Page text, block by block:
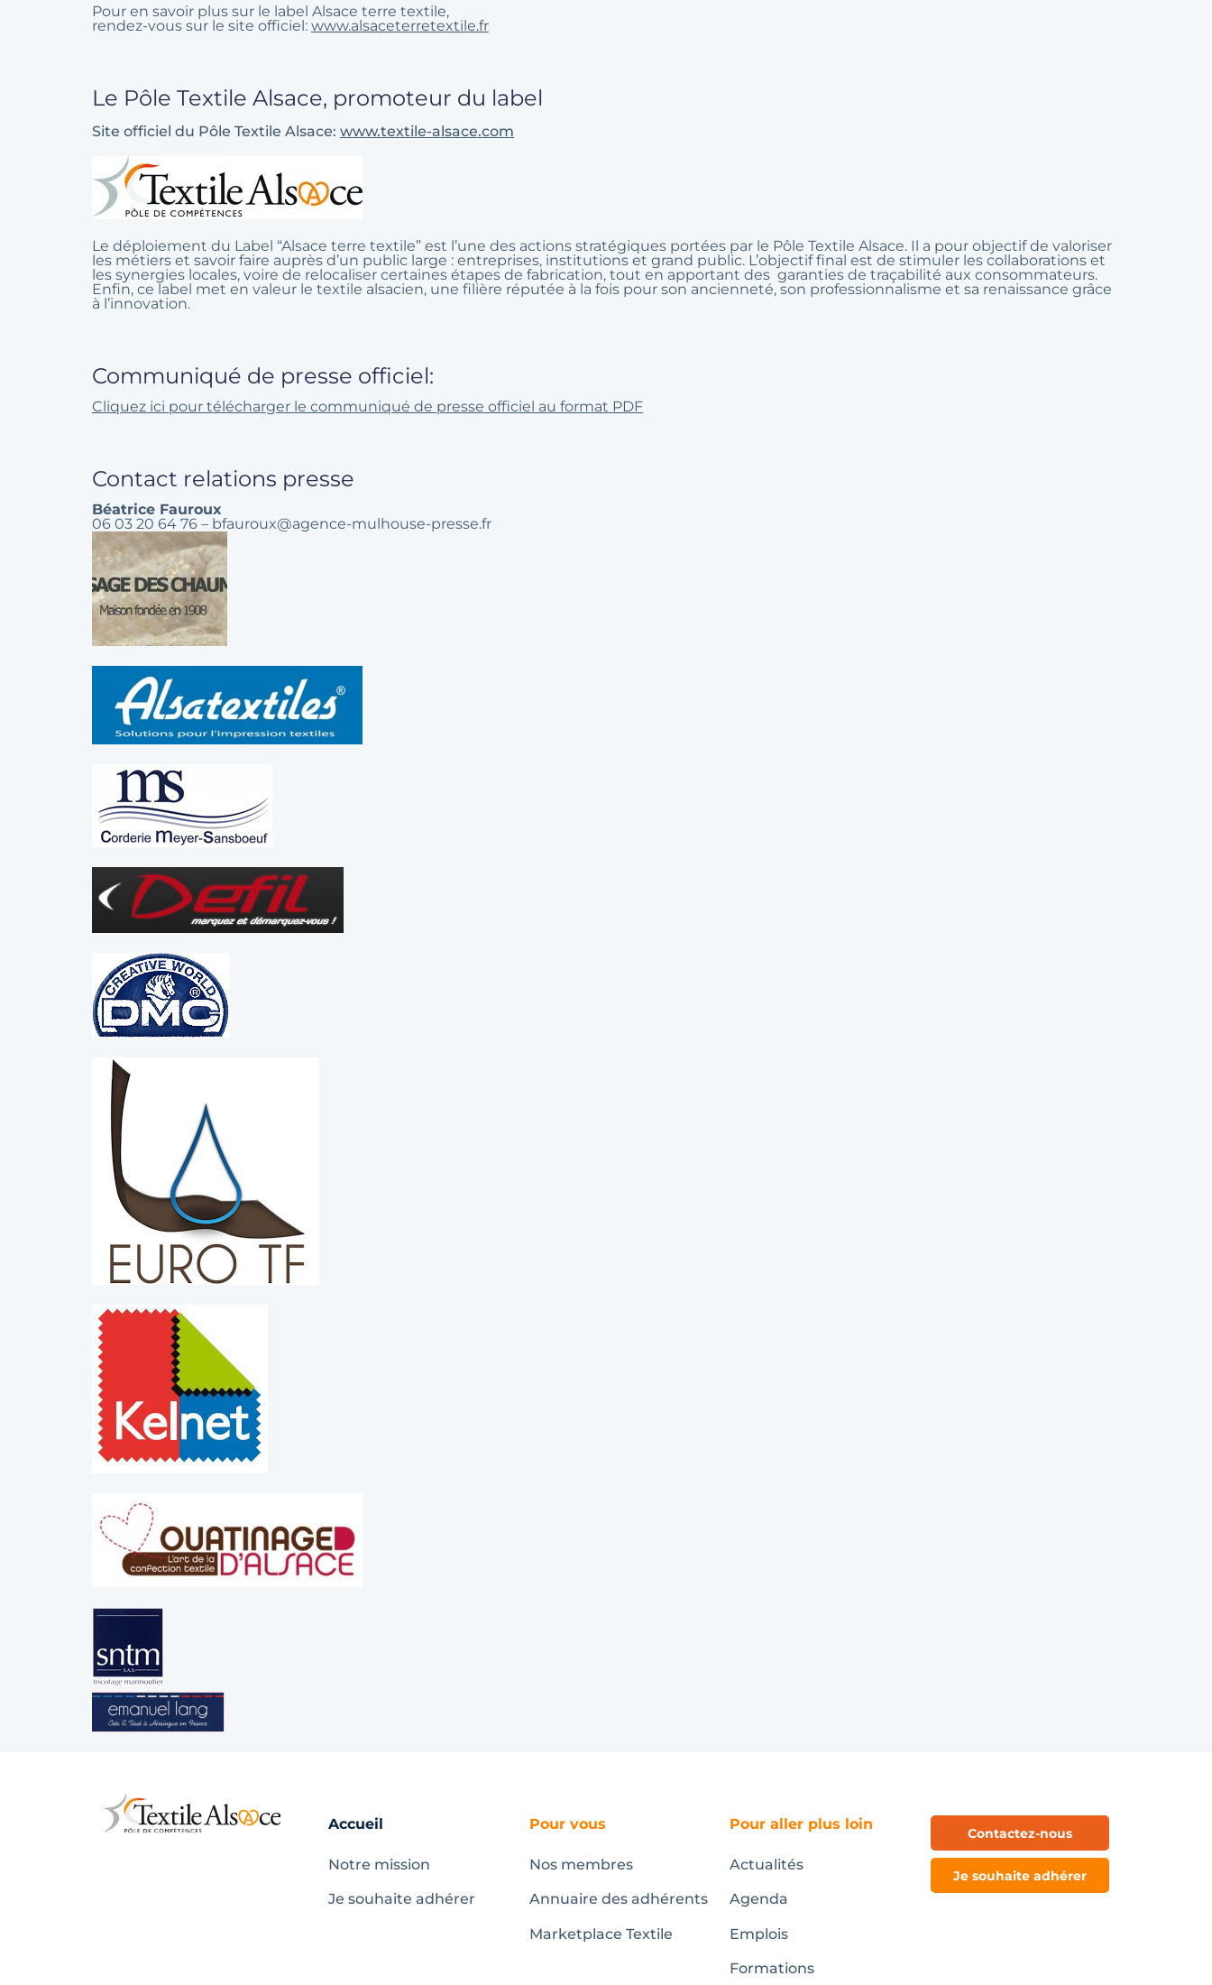
Pour en savoir plus sur le label Alsace terre textile,
rendez-vous sur le site officiel: www.alsaceterretextile.fr
Le Pôle Textile Alsace, promoteur du label
Site officiel du Pôle Textile Alsace: www.textile-alsace.com
Le déploiement du Label “Alsace terre textile” est l’une des actions stratégiques portées par le Pôle Textile Alsace. Il a pour objectif de valoriser
les métiers et savoir faire auprès d’un public large : entreprises, institutions et grand public. L’objectif final est de stimuler les collaborations et
les synergies locales, voire de relocaliser certaines étapes de fabrication, tout en apportant des garanties de traçabilité aux consommateurs.
Enfin, ce label met en valeur le textile alsacien, une filière réputée à la fois pour son ancienneté, son professionnalisme et sa renaissance grâce
à l’innovation.
Communiqué de presse officiel:
Cliquez ici pour télécharger le communiqué de presse officiel au format PDF
Contact relations presse
Béatrice Fauroux
06 03 20 64 76 – bfauroux@agence-mulhouse-presse.fr
Accueil
Notre mission
Je souhaite adhérer
Pour vous
Nos membres
Annuaire des adhérents
Marketplace Textile
Pour aller plus loin
Actualités
Agenda
Emplois
Formations
Contactez-nous
Je souhaite adhérer